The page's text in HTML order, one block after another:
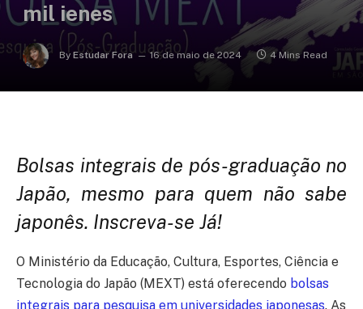
mil ienes
By Estudar Fora 16 de maio de 2024 4 Mins Read
Bolsas integrais de pós-graduação no
Japão, mesmo para quem não sabe
japonês. Inscreva-se Já!
O Ministério da Educação, Cultura, Esportes, Ciência e
Tecnologia do Japão (MEXT) está oferecendo bolsas
integrais para pesquisa em universidades japonesas. As